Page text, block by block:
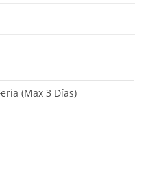
(Max 3 Días)